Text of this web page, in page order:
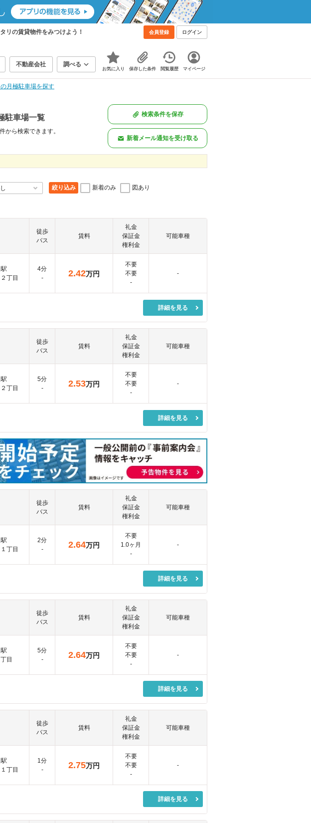
リの賃貸物件をみつけよう！ 会員登録 ログイン
不動産会社 調べる
お気に入り 保存した条件 閲覧履歴 マイページ
月極駐車場を探す
駐車場一覧
から検索できます。
検索条件を保存
新着メール通知を受け取る
絞り込み 新着のみ 図あり
徒歩
バス
賃料
礼金
保証金
権利金
可能車種
丁目
4分
-
2.42万円
不要
不要
-
-
詳細を見る
徒歩
バス
賃料
礼金
保証金
権利金
可能車種
丁目
5分
-
2.53万円
不要
不要
-
-
詳細を見る
徒歩
バス
賃料
礼金
保証金
権利金
可能車種
丁目
2分
-
2.64万円
不要
1.0ヶ月
-
-
詳細を見る
徒歩
バス
賃料
礼金
保証金
権利金
可能車種
目
5分
-
2.64万円
不要
不要
-
-
詳細を見る
徒歩
バス
賃料
礼金
保証金
権利金
可能車種
丁目
1分
-
2.75万円
不要
不要
-
-
詳細を見る